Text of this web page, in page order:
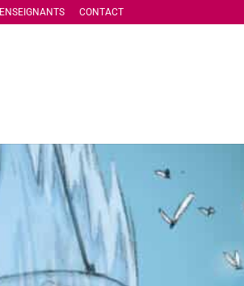
ENSEIGNANTS CONTACT